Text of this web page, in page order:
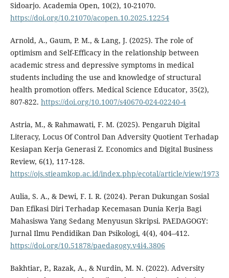
Sidoarjo. Academia Open, 10(2), 10-21070.
https://doi.org/10.21070/acopen.10.2025.12254
Arnold, A., Gaum, P. M., & Lang, J. (2025). The role of
optimism and Self-Efficacy in the relationship between
academic stress and depressive symptoms in medical
students including the use and knowledge of structural
health promotion offers. Medical Science Educator, 35(2),
807-822. https://doi.org/10.1007/s40670-024-02240-4
Astria, M., & Rahmawati, F. M. (2025). Pengaruh Digital
Literacy, Locus Of Control Dan Adversity Quotient Terhadap
Kesiapan Kerja Generasi Z. Economics and Digital Business
Review, 6(1), 117-128.
https://ojs.stieamkop.ac.id/index.php/ecotal/article/view/1973
Aulia, S. A., & Dewi, F. I. R. (2024). Peran Dukungan Sosial
Dan Efikasi Diri Terhadap Kecemasan Dunia Kerja Bagi
Mahasiswa Yang Sedang Menyusun Skripsi. PAEDAGOGY:
Jurnal Ilmu Pendidikan Dan Psikologi, 4(4), 404–412.
https://doi.org/10.51878/paedagogy.v4i4.3806
Bakhtiar, P., Razak, A., & Nurdin, M. N. (2022). Adversity